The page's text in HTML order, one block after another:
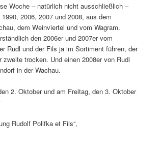
Woche – natürlich nicht ausschließlich –
2006, 2007 und 2008, aus dem
dem Weinviertel und vom Wagram.
den 2006er und 2007er vom
Rudl und der Fils ja im Sortiment führen, der
zweite trocken. Und einen 2008er von Rudi
in der Wachau.
2. Oktober und am Freitag, den 3. Oktober
Rudolf Polifka et Fils“,